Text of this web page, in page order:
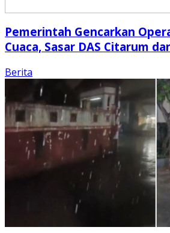
Pemerintah Gencarkan
Cuaca, Sasar DAS Citarum
Berita